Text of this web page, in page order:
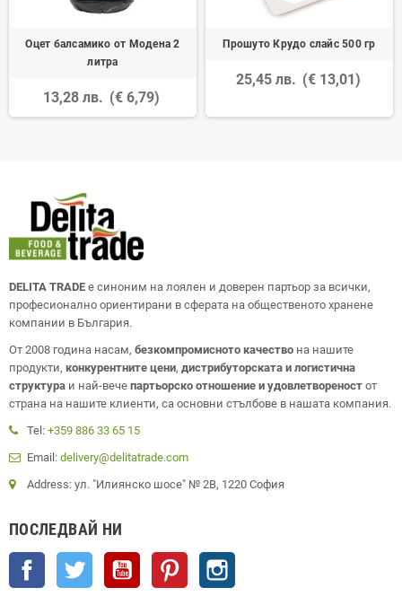
Оцет балсамико от Модена 2
литра
13,28 лв. (€ 6,79)
Прошуто Крудо слайс 500 гр
25,45 лв. (€ 13,01)
DELITA TRADE е синоним на лоялен и доверен партьор за всички,
професионално ориентирани в сферата на общественото хранене
компании в България.
От 2008 година насам, безкомпромисното качество на нашите
продукти, конкурентните цени, дистрибуторската и логистична
структура и най-вече партьорско отношение и удовлетвореност от
страна на нашите клиенти, са основни стълбове в нашата компания.
Tel: +359 886 33 65 15
Email: delivery@delitatrade.com
Address: ул. "Илиянско шосе" № 2В, 1220 София
ПОСЛЕДВАЙ НИ
Facebook Twitter YouTube Pinterest